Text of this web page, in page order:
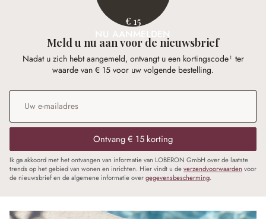
€ 15
NU AANMELDEN
Meld u nu aan voor de nieuwsbrief
Nadat u zich hebt aangemeld, ontvangt u een kortingscode¹ ter
waarde van € 15 voor uw volgende bestelling.
E-mailadres*
Ontvang € 15 korting
Ik ga akkoord met het ontvangen van informatie van LOBERON GmbH over de laatste
trends op het gebied van wonen en inrichten. Hier vindt u deverzendvoorwaarden voor
de nieuwsbrief en de algemene informatie overgegevensbescherming.